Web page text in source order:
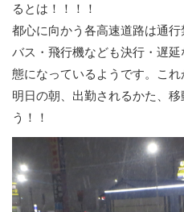
るとは！！！！
都心に向かう各高速道路は通
バス・飛行機なども決行・遅
態になっているようです。こ
明日の朝、出勤されるかた、
う！！